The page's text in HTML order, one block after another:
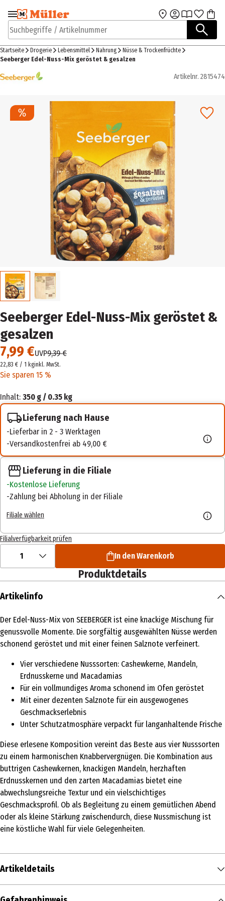
Zur Navigation
springen
Zum Hauptinhalt
Suchbegriffe / Artikelnummer
Startseite Drogerie Lebensmittel Nahrung
Nüsse & Trockenfrüchte
Seeberger Edel-Nuss-Mix geröstet & gesalzen
Artikelnr. 2815474
Seeberger Edel-Nuss-Mix geröstet &
gesalzen
7,99 €UVP9,39 €
22,83 € / 1 kginkl. MwSt.
Sie sparen 15 %
Inhalt: 350 g / 0.35 kg
Lieferung nach Hause
Lieferbar in 2 - 3 Werktagen
Versandkostenfrei ab 49,00 €
Lieferung in die Filiale
Kostenlose Lieferung
Zahlung bei Abholung in der Filiale
Filiale wählen
Filialverfügbarkeit prüfen
1 In den Warenkorb
Produktdetails
Artikelinfo
Der Edel-Nuss-Mix von SEEBERGER ist eine knackige Mischung für
genussvolle Momente. Die sorgfältig ausgewählten Nüsse werden
schonend geröstet und mit einer feinen Salznote verfeinert.
Vier verschiedene Nusssorten: Cashewkerne, Mandeln,
Erdnusskerne und Macadamias
Für ein vollmundiges Aroma schonend im Ofen geröstet
Mit einer dezenten Salznote für ein ausgewogenes
Geschmackserlebnis
Unter Schutzatmosphäre verpackt für langanhaltende Frische
Diese erlesene Komposition vereint das Beste aus vier Nusssorten
zu einem harmonischen Knabbervergnügen. Die Kombination aus
buttrigen Cashewkernen, knackigen Mandeln, herzhaften
Erdnusskernen und den zarten Macadamias bietet eine
abwechslungsreiche Textur und ein vielschichtiges
Geschmacksprofil. Ob als Begleitung zu einem gemütlichen Abend
oder als kleine Stärkung zwischendurch, diese Nussmischung ist
eine köstliche Wahl für viele Gelegenheiten.
Artikeldetails
Inhalt